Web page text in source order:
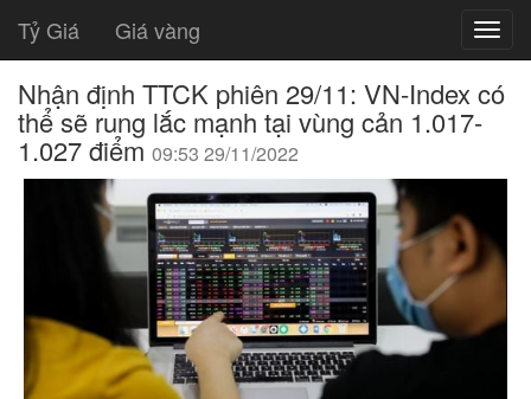
Tỷ Giá Giá vàng
Nhận định TTCK phiên 29/11: VN-Index có
thể sẽ rung lắc mạnh tại vùng cản 1.017-
1.027 điểm 09:53 29/11/2022